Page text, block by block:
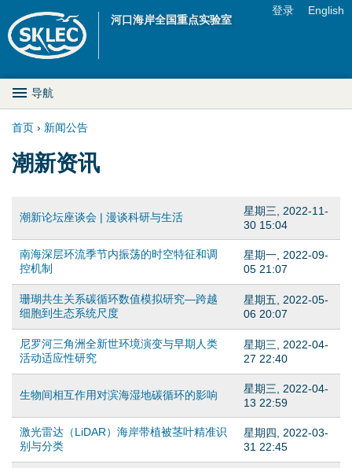
河口海岸全国重点实验室
e
n
u
登录 English
M
a
i
p
w
n
导航
你
这
里
首页 › 新闻公告
潮新资讯
潮新论坛座谈会 | 漫谈科研与生活
星期三, 2022-11-
30 15:04
南海深层环流季节内振荡的时空特征和调
控机制
星期一, 2022-09-
05 21:07
珊瑚共生关系碳循环数值模拟研究—跨越
细胞到生态系统尺度
星期五, 2022-05-
06 20:07
尼罗河三角洲全新世环境演变与早期人类
活动适应性研究
星期三, 2022-04-
27 22:40
生物间相互作用对滨海湿地碳循环的影响
星期三, 2022-04-
13 22:59
激光雷达（LiDAR）海岸带植被茎叶精准识
别与分类
星期四, 2022-03-
31 22:45